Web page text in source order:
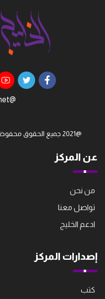
@alkhalejnet
@2021 جميع الحقوق محفوظة - مركز الخليج للدراسات اﻹيرانية
عن المركز
من نحن
تواصل معنا
ادعم الخليج
إصدارات المركز
كتب